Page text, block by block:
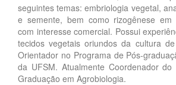
seguintes temas: embriologia vegetal,
e semente, bem como rizogênese em
com interesse comercial. Possui
tecidos vegetais oriundos da cultura
Orientador no Programa de Pós-
da UFSM. Atualmente Coordenador
Graduação em Agrobiologia.